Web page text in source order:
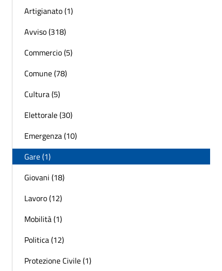
Artigianato (1)
Avviso (318)
Commercio (5)
Comune (78)
Cultura (5)
Elettorale (30)
Emergenza (10)
Gare (1)
Giovani (18)
Lavoro (12)
Mobilità (1)
Politica (12)
Protezione Civile (1)